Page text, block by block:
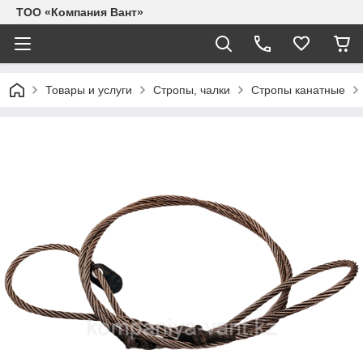
ТОО «Компания Вант»
Товары и услуги Стропы, чалки Стропы канатные